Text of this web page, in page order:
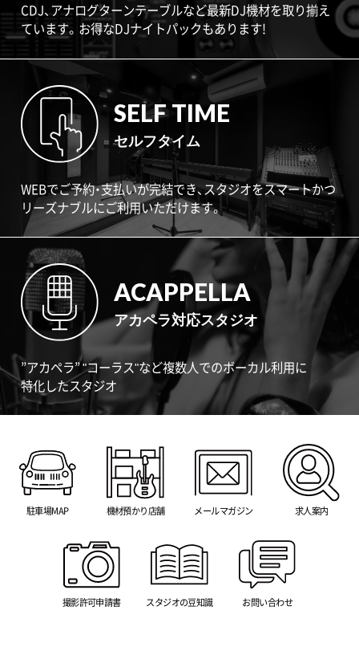
CDJ、アナログターンテーブルなど最新DJ機材を取り揃え
ています。お得なDJナイトパックもあります!
SELF TIME
セルフタイム
WEBでご予約・支払いが完結でき、スタジオをスマートかつ
リーズナブルにご利用いただけます。
ACAPPELLA
アカペラ対応スタジオ
”アカペラ” "コーラス"など複数人でのボーカル利用に
特化したスタジオ
駐車場MAP 機材預かり店舗 メールマガジン 求人案内
撮影許可申請書 スタジオの豆知識 お問い合わせ